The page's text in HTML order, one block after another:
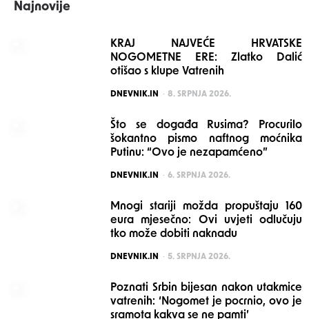
Najnovije
KRAJ NAJVEĆE HRVATSKE
NOGOMETNE ERE: Zlatko Dalić
otišao s klupe Vatrenih
POSTED
DNEVNIK.IN 8. SRPNJA 2026.
Što se događa Rusima? Procurilo
šokantno pismo naftnog moćnika
Putinu: “Ovo je nezapamćeno”
POSTED
DNEVNIK.IN 6. SRPNJA 2026.
Mnogi stariji možda propuštaju 160
eura mjesečno: Ovi uvjeti odlučuju
tko može dobiti naknadu
POSTED
DNEVNIK.IN 5. SRPNJA 2026.
Poznati Srbin bijesan nakon utakmice
vatrenih: ‘Nogomet je pocrnio, ovo je
sramota kakva se ne pamti’